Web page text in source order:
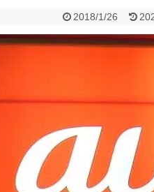
ろいろ手数料徴収へ！8/3～
2026年
10%還元！8/31まで 2026年8月1日
率1.25%に、チャージ系対象外へ！
大10000円もらえる！じぶん銀行
2018/1/26